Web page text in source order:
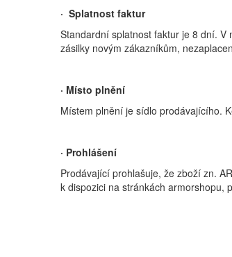
· Splatnost faktur
Standardní splatnost faktur je 8 dní.
zásilky novým zákazníkům,
· Místo plnění
Místem plnění je sídlo prodávajícího.
· Prohlášení
Prodávající prohlašuje, že zboží zn.
k dispozici na stránkách